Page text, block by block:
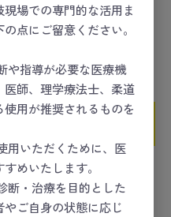
場での専門的な活用ま
点にご留意ください。
や指導が必要な医療機
師、理学療法士、柔道
用が推奨されるものを
用いただくために、医
めいたします。
・治療を目的とした
ご自身の状態に応じ
数量